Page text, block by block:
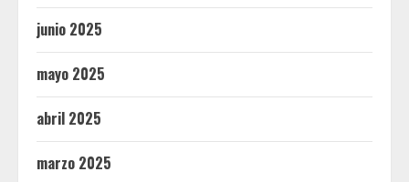
junio 2025
mayo 2025
abril 2025
marzo 2025